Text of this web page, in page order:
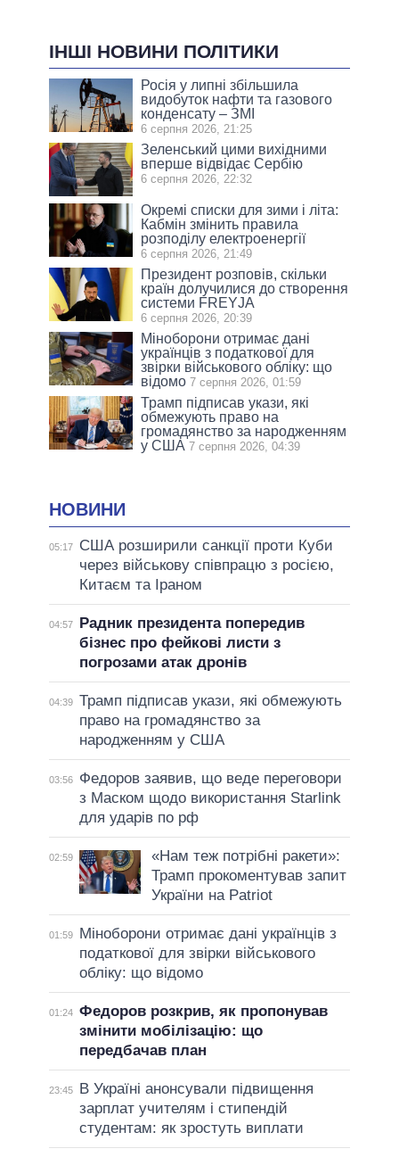
ІНШІ НОВИНИ ПОЛІТИКИ
Росія у липні збільшила
видобуток нафти та газового
конденсату – ЗМІ
6 серпня 2026, 21:25
Зеленський цими вихідними
вперше відвідає Сербію
6 серпня 2026, 22:32
Окремі списки для зими і літа:
Кабмін змінить правила
розподілу електроенергії
6 серпня 2026, 21:49
Президент розповів, скільки
країн долучилися до створення
системи FREYJA
6 серпня 2026, 20:39
Міноборони отримає дані
українців з податкової для
звірки військового обліку: що
відомо 7 серпня 2026, 01:59
Трамп підписав укази, які
обмежують право на
громадянство за народженням
у США 7 серпня 2026, 04:39
НОВИНИ
05:17
США розширили санкції проти Куби
через військову співпрацю з росією,
Китаєм та Іраном
04:57
Радник президента попередив
бізнес про фейкові листи з
погрозами атак дронів
04:39 Трамп підписав укази, які обмежують
право на громадянство за
народженням у США
03:56
Федоров заявив, що веде переговори
з Маском щодо використання Starlink
для ударів по рф
02:59
«Нам теж потрібні ракети»:
Трамп прокоментував запит
України на Patriot
01:59
Міноборони отримає дані українців з
податкової для звірки військового
обліку: що відомо
01:24 Федоров розкрив, як пропонував
змінити мобілізацію: що
передбачав план
23:45
В Україні анонсували підвищення
зарплат учителям і стипендій
студентам: як зростуть виплати